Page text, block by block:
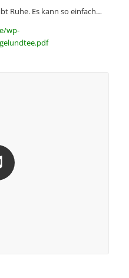
Ruhe. Es kann so einfach…
wp-